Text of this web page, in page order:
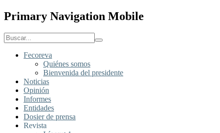
Primary Navigation Mobile
Fecoreva
Quiénes somos
Bienvenida del presidente
Noticias
Opinión
Informes
Entidades
Dosier de prensa
Revista